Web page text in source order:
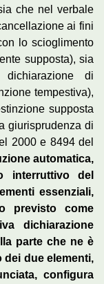
che nel verbale
ai fini
lo scioglimento
supposta), sia
di
tempestiva),
supposta
giurisprudenza di
2000 e 8494 del
automatica,
interruttivo del
essenziali,
previsto come
dichiarazione
parte che ne è
dei due elementi,
configura